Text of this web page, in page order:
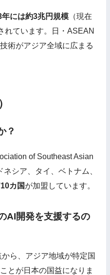
年には約3兆円規模 （現在
れています。日・ASEAN
術がアジア全域に広まる
？
of Southeast Asian
シア、タイ、ベトナム、
10カ国が加盟しています。
AI開発を支援するの
ら、アジア地域が特定国
とが日本の国益になりま